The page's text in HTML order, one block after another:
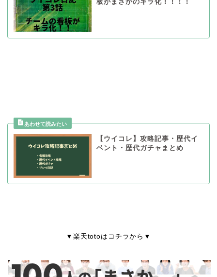
板がまさかのキラ化！！！！
【ウイコレ】攻略記事・歴代イ
ベント・歴代ガチャまとめ
▼楽天totoはコチラから▼